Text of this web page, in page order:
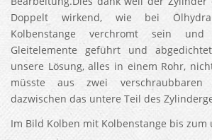
Doppelt wirkend, wie bei
Kolbenstange verchromt sein
Gleitelemente geführt und
unsere Lösung, alles in einem Rohr,
müsste aus zwei
dazwischen das untere Teil des
Im Bild Kolben mit Kolbenstange bis zum